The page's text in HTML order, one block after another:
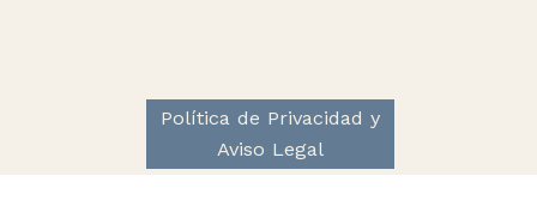
Política de Privacidad y
Aviso Legal